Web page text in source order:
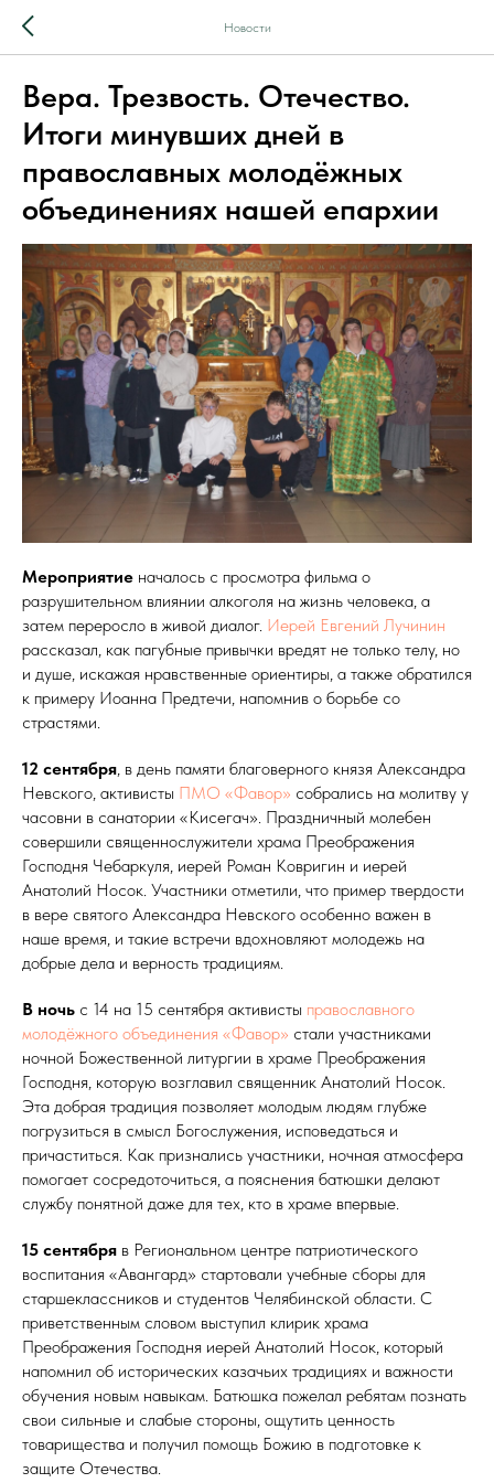
Новости
Вера. Трезвость. Отечество.
Итоги минувших дней в
православных молодёжных
объединениях нашей епархии
Мероприятие началось с просмотра фильма о
разрушительном влиянии алкоголя на жизнь человека, а
затем переросло в живой диалог. Иерей Евгений Лучинин
рассказал, как пагубные привычки вредят не только телу, но
и душе, искажая нравственные ориентиры, а также обратился
к примеру Иоанна Предтечи, напомнив о борьбе со
страстями.
12 сентября, в день памяти благоверного князя Александра
Невского, активисты ПМО «Фавор» собрались на молитву у
часовни в санатории «Кисегач». Праздничный молебен
совершили священнослужители храма Преображения
Господня Чебаркуля, иерей Роман Ковригин и иерей
Анатолий Носок. Участники отметили, что пример твердости
в вере святого Александра Невского особенно важен в
наше время, и такие встречи вдохновляют молодежь на
добрые дела и верность традициям.
В ночь с 14 на 15 сентября активисты православного
молодёжного объединения «Фавор» стали участниками
ночной Божественной литургии в храме Преображения
Господня, которую возглавил священник Анатолий Носок.
Эта добрая традиция позволяет молодым людям глубже
погрузиться в смысл Богослужения, исповедаться и
причаститься. Как признались участники, ночная атмосфера
помогает сосредоточиться, а пояснения батюшки делают
службу понятной даже для тех, кто в храме впервые.
15 сентября в Региональном центре патриотического
воспитания «Авангард» стартовали учебные сборы для
старшеклассников и студентов Челябинской области. С
приветственным словом выступил клирик храма
Преображения Господня иерей Анатолий Носок, который
напомнил об исторических казачьих традициях и важности
обучения новым навыкам. Батюшка пожелал ребятам познать
свои сильные и слабые стороны, ощутить ценность
товарищества и получил помощь Божию в подготовке к
защите Отечества.